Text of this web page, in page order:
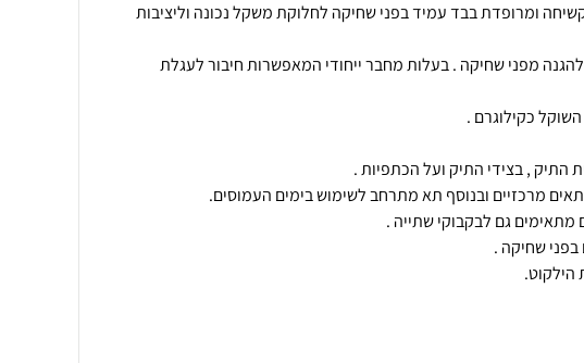
ומרופדת בבד עמיד בפני שחיקה לחלוקת משקל נכונה וליציבות
מפני שחיקה . בעלות מחבר ייחודי המאפשרות חיבור לעגלת